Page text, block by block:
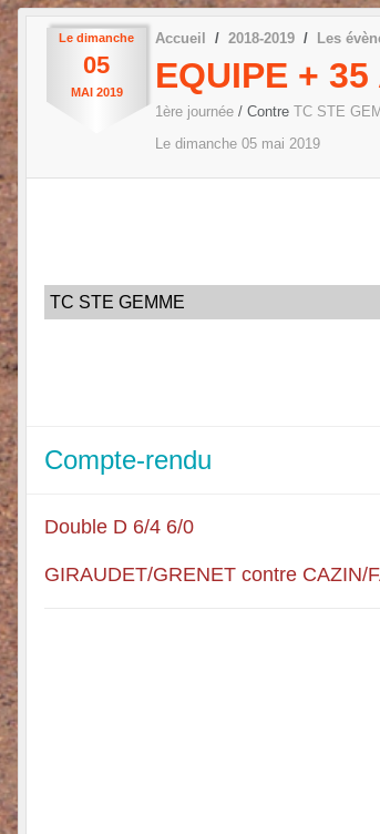
Le dimanche
05
MAI 2019
Accueil 2018-2019 Les
EQUIPE + 35
1ère journée / Contre TC STE
Le dimanche 05 mai 2019
TC STE GEMME
Compte-rendu
Double D 6/4 6/0
GIRAUDET/GRENET contre CAZIN/